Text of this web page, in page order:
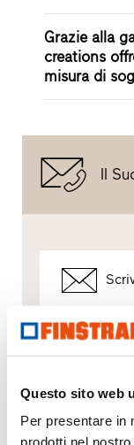
Questo sito web
Per presentare in
prodotti nel
Grazie alla
creations
misura di
Il
Come
richiesta – e
pubblicitari non
rivenditore
questo scopo.